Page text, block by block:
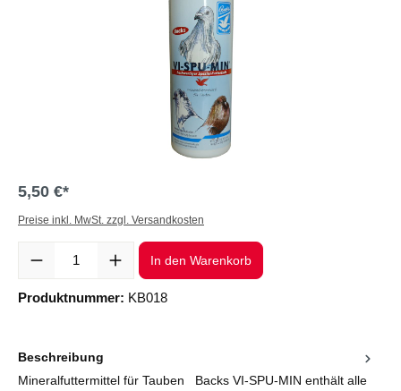
5,50 €*
Preise inkl. MwSt. zzgl. Versandkosten
Produkt Anzahl: Gib den gewünschten Wert ein oder benutze die
In den Warenkorb
Produktnummer: KB018
Beschreibung
Mineralfuttermittel für Tauben Backs VI-SPU-MIN enthält alle